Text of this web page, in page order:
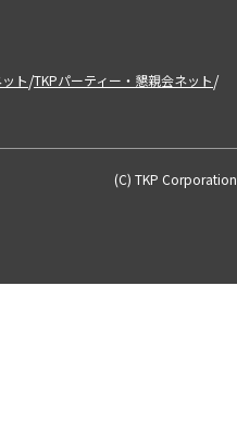
ト/TKPパーティー・懇親会ネット/
(C) TKP Corporation